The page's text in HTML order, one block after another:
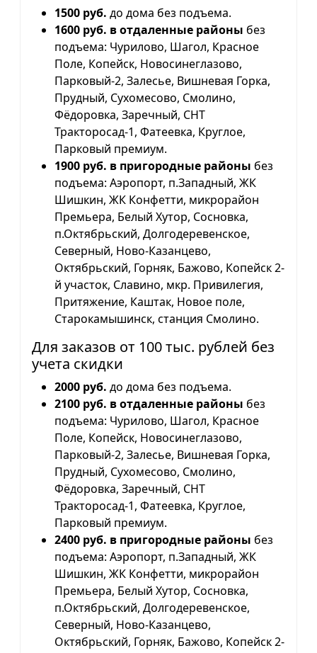
1500 руб. до дома без подъема.
1600 руб. в отдаленные районы без
подъема: Чурилово, Шагол, Красное
Поле, Копейск, Новосинеглазово,
Парковый-2, Залесье, Вишневая Горка,
Прудный, Сухомесово, Смолино,
Фёдоровка, Заречный, СНТ
Тракторосад-1, Фатеевка, Круглое,
Парковый премиум.
1900 руб. в пригородные районы без
подъема: Аэропорт, п.Западный, ЖК
Шишкин, ЖК Конфетти, микрорайон
Премьера, Белый Хутор, Сосновка,
п.Октябрьский, Долгодеревенское,
Северный, Ново-Казанцево,
Октябрьский, Горняк, Бажово, Копейск 2-
й участок, Славино, мкр. Привилегия,
Притяжение, Каштак, Новое поле,
Старокамышинск, станция Смолино.
Для заказов от 100 тыс. рублей без
учета скидки
2000 руб. до дома без подъема.
2100 руб. в отдаленные районы без
подъема: Чурилово, Шагол, Красное
Поле, Копейск, Новосинеглазово,
Парковый-2, Залесье, Вишневая Горка,
Прудный, Сухомесово, Смолино,
Фёдоровка, Заречный, СНТ
Тракторосад-1, Фатеевка, Круглое,
Парковый премиум.
2400 руб. в пригородные районы без
подъема: Аэропорт, п.Западный, ЖК
Шишкин, ЖК Конфетти, микрорайон
Премьера, Белый Хутор, Сосновка,
п.Октябрьский, Долгодеревенское,
Северный, Ново-Казанцево,
Октябрьский, Горняк, Бажово, Копейск 2-